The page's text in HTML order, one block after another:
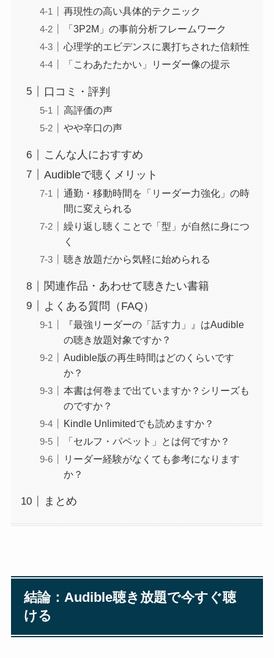
再現性の高い具体的テクニック
「3P2M」の事前分析フレームワーク
心理学的エビデンスに裏打ちされた信頼性
「こわあたたかい」リーダー像の提示
口コミ・評判
高評価の声
やや辛口の声
こんな人におすすめ
Audibleで聴くメリット
通勤・移動時間を「リーダー力強化」の時
間に変えられる
繰り返し聴くことで「型」が自然に身につ
く
聴き放題だから気軽に始められる
関連作品・あわせて聴きたい書籍
よくある質問（FAQ）
『最強リーダーの「話す力」』はAudible
の聴き放題対象ですか？
Audible版の再生時間はどのくらいです
か？
本書は何巻まで出ていますか？シリーズも
のですか？
Kindle Unlimitedでも読めますか？
「セルフ・パペット」とは何ですか？
リーダー経験がなくても参考になります
か？
まとめ
結論：Audible聴き放題で今すぐ聴
ける